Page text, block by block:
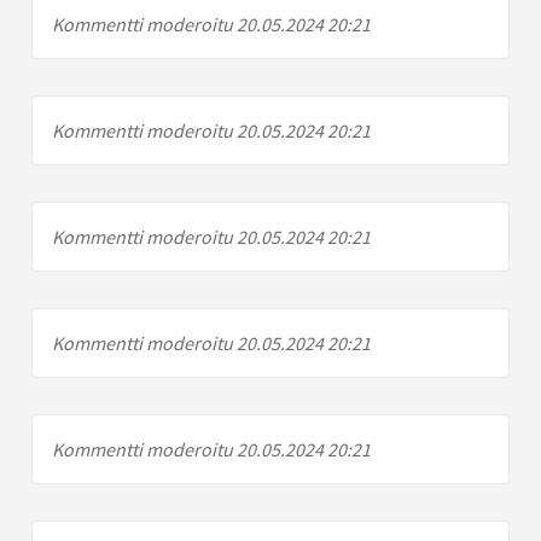
Kommentti moderoitu 20.05.2024 20:21
Kommentti moderoitu 20.05.2024 20:21
Kommentti moderoitu 20.05.2024 20:21
Kommentti moderoitu 20.05.2024 20:21
Kommentti moderoitu 20.05.2024 20:21